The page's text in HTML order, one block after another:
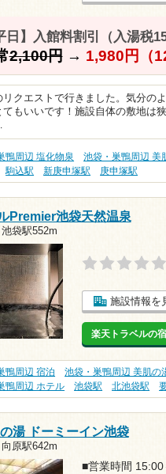
日】入館料割引（入湯税
2,100円→ 1,980円（
リクエストで行きました。気分の
てもいいです！施設自体の敷地は
鴨周辺 塩化物泉 池袋・巣鴨周辺 美
駒込駅 新庚申塚駅 庚申塚駅
Premier池袋天然温泉
池袋駅552m
施設情報を
楽天トラベルの
鴨周辺 宿泊 池袋・巣鴨周辺 美肌の
鴨周辺 ホテル
池袋駅 北池袋駅
湯 ドーミーイン池袋
向原駅642m
■営業時間